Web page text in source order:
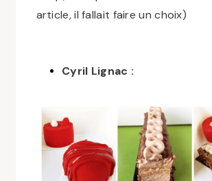
article, il fallait faire un choix)
Cyril Lignac :